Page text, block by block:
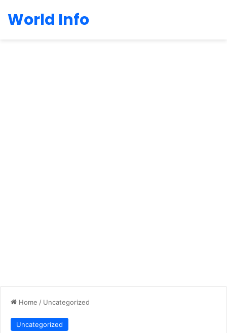
World Info
Home / Uncategorized
Uncategorized